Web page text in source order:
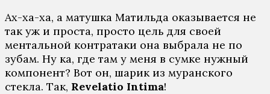
Ах-ха-ха, а матушка Матильда оказывается не
так уж и проста, просто цель для своей
ментальной контратаки она выбрала не по
зубам. Ну ка, где там у меня в сумке нужный
компонент? Вот он, шарик из муранского
стекла. Так, Revelatio Intima!